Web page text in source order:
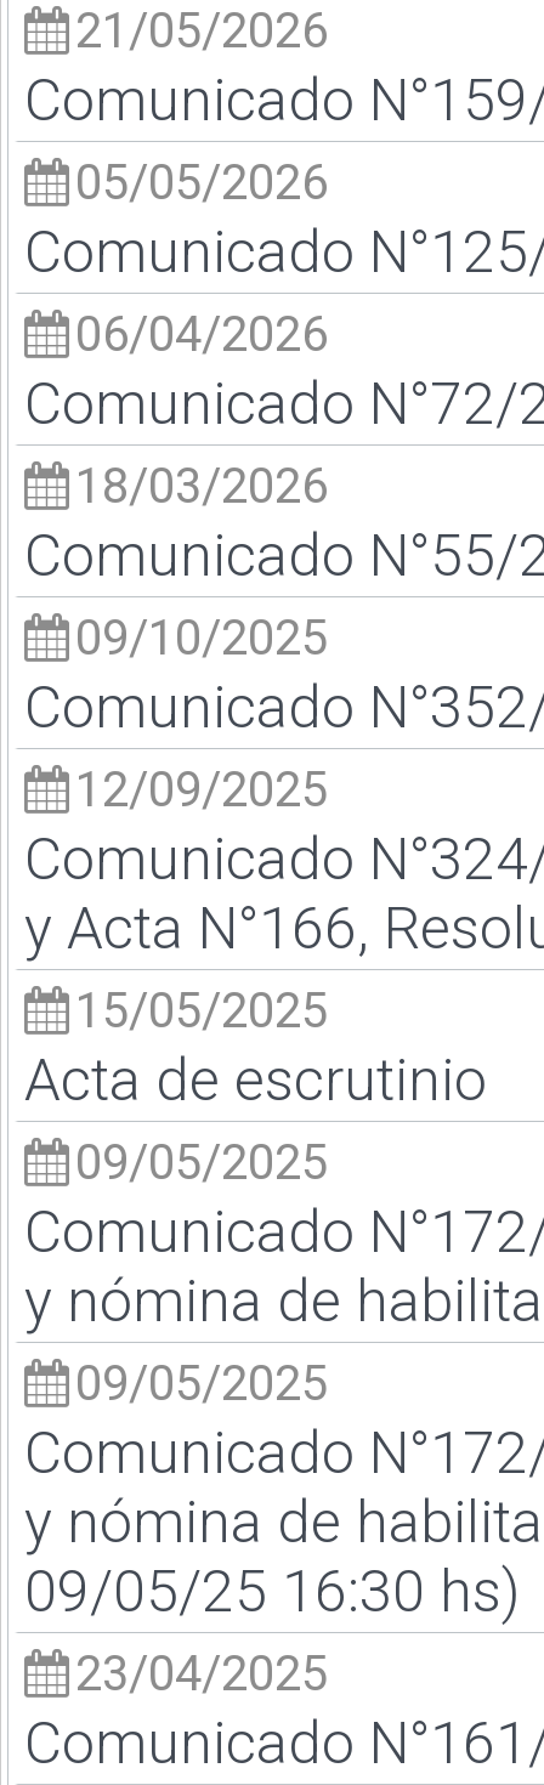
21/05/2026
Comunicado
05/05/2026
Comunicado
06/04/2026
Comunicado N°72/
18/03/2026
Comunicado N°55/
09/10/2025
Comunicado
12/09/2025
Comunicado
y Acta N°166,
15/05/2025
Acta de escrutinio
09/05/2025
Comunicado
y nómina de
09/05/2025
Comunicado
y nómina de
09/05/25 16:30 hs)
23/04/2025
Comunicado